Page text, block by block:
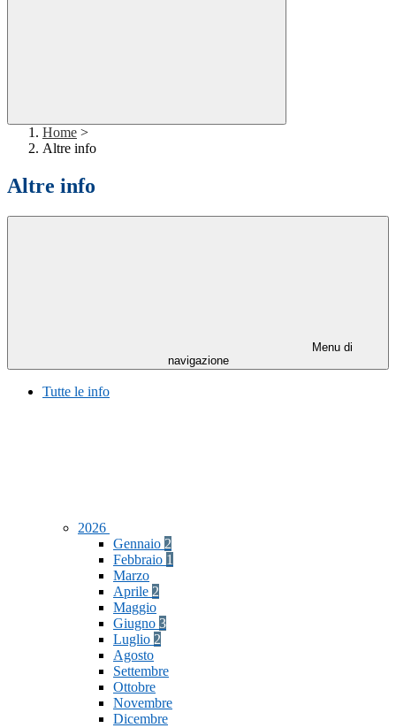
Home >
Altre info
Altre info
Menu di
navigazione
Tutte le info
2026
Gennaio 2
Febbraio 1
Marzo
Aprile 2
Maggio
Giugno 3
Luglio 2
Agosto
Settembre
Ottobre
Novembre
Dicembre